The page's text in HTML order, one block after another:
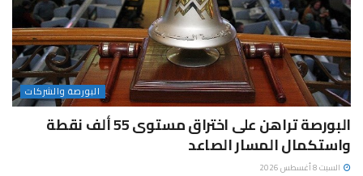
البورصة والشركات
البورصة تراهن على اختراق مستوى 55 ألف نقطة
واستكمال المسار الصاعد
السبت 8 أغسطس 2026